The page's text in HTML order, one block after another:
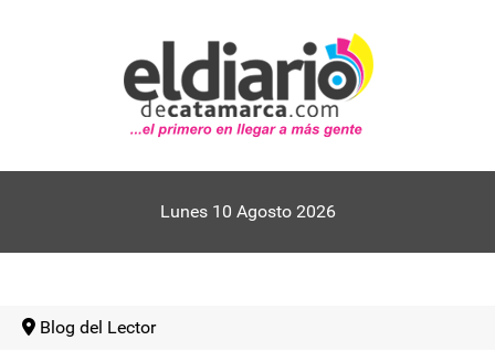
Lunes 10 Agosto 2026
Blog del Lector